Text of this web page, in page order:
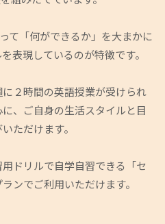
て「何ができるか」を大まかに
表現しているのが特徴です。
２時間の英語授業が受けられ
、ご自身の生活スタイルと目
ただけます。
ドリルで自学自習できる「セ
ンでご利用いただけます。